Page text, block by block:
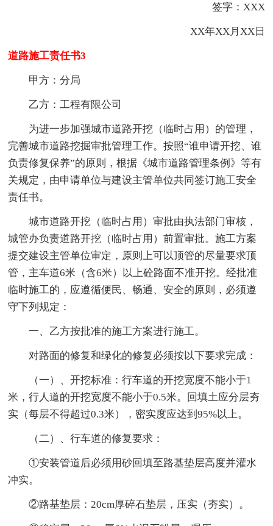
签字：XXX
XX年XX月XX日
道路施工责任书3
甲方：分局
乙方：工程有限公司
为进一步加强城市道路开挖（临时占用）的管理，
完善城市道路挖掘审批管理工作。按照“谁申请开挖、谁
负责修复保养”的原则，根据《城市道路管理条例》等有
关规定，由申请单位与建设主管单位共同签订施工安全
责任书。
城市道路开挖（临时占用）审批由执法部门审核，
城管办负责道路开挖（临时占用）前置审批。施工方案
提交建设主管单位审定，原则上可以顶管的尽量要求顶
管，主车道6米（含6米）以上砼路面不准开挖。经批准
临时施工的，应遵循便民、畅通、安全的原则，必须遵
守下列规定：
一、乙方按批准的施工方案进行施工。
对路面的修复和绿化的修复必须按以下要求完成：
（一）、开挖标准：行车道的开挖宽度不能小于1
米，行人道的开挖宽度不能小于0.5米。回填土应分层夯
实（每层不得超过0.3米），密实度应达到95%以上。
（二）、行车道的修复要求：
①安装管道后必须用砂回填至路基垫层高度并灌水
冲实。
②路基垫层：20cm厚碎石垫层，压实（夯实）。